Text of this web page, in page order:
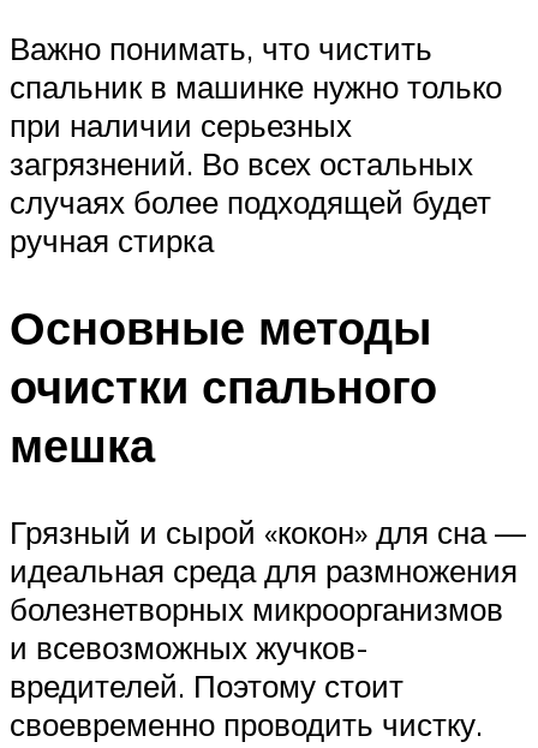
Важно понимать, что чистить
спальник в машинке нужно только
при наличии серьезных
загрязнений. Во всех остальных
случаях более подходящей будет
ручная стирка
Основные методы
очистки спального
мешка
Грязный и сырой «кокон» для сна —
идеальная среда для размножения
болезнетворных микроорганизмов
и всевозможных жучков-
вредителей. Поэтому стоит
своевременно проводить чистку.